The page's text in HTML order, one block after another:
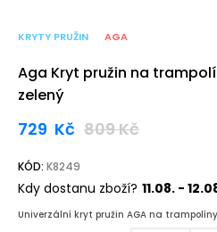
KRYTY PRUŽIN AGA
Aga Kryt pružin na
zelený
729 Kč 809Kč
KÓD: K8249
Kdy dostanu zboží? 11.08. -
Univerzální kryt pružin AGA na